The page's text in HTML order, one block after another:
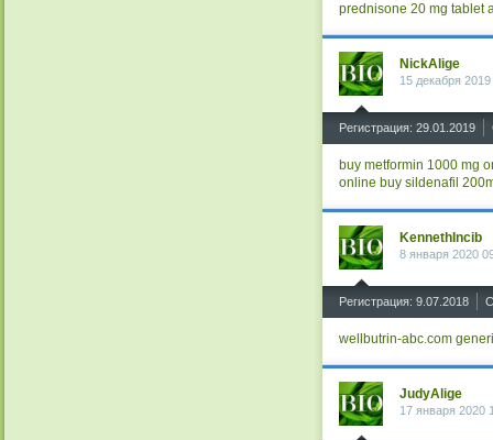
prednisone 20 mg tablet
NickAlige
15 декабря
Регистрация: 29.01.2019
buy metformin 1000 mg
online buy sildenafil
KennethIncib
8 января 2020
Регистрация: 9.07.2018
wellbutrin-abc.com
JudyAlige
17 января 2020